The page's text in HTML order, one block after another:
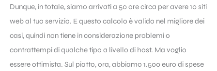
Dunque, in totale, siamo arrivati a 50 ore circa per avere 10 siti
web al tuo servizio. E questo calcolo è valido nel migliore dei
casi, quindi non tiene in considerazione problemi o
contrattempi di qualche tipo a livello di host. Ma voglio
essere ottimista. Sul piatto, ora, abbiamo 1.500 euro di spese